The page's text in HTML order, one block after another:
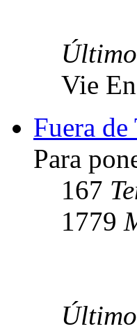
Vie
Fuera de
Para
167
1779